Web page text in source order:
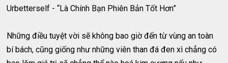
Urbetterself - “Là Chính Bạn Phiên Bản Tốt Hơn”
Những điều tuyệt vời sẽ không bao giờ đến từ vùng an toàn
bí bách, cũng giống như những viên than đá đen xì chẳng có